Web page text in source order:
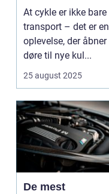
At cykle er ikke bare
transport – det er en
oplevelse, der åbner
døre til nye kul...
25 august 2025
De mest